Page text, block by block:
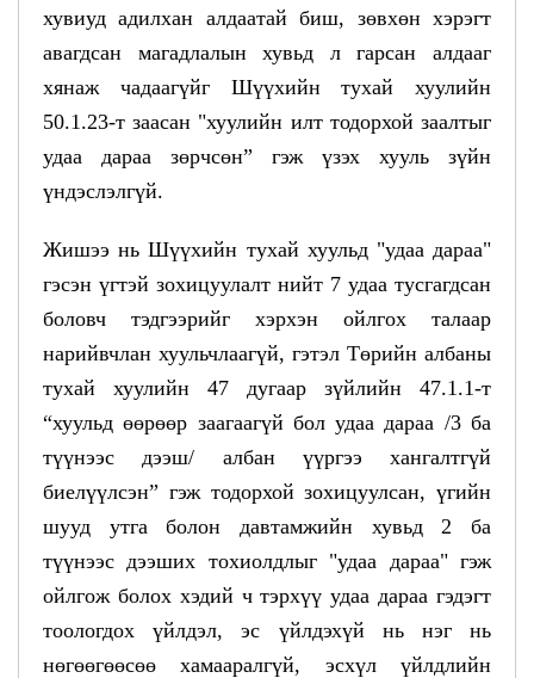
хувиуд адилхан алдаатай биш, зөвхөн хэрэгт
авагдсан магадлалын хувьд л гарсан алдааг
хянаж чадаагүйг Шүүхийн тухай хуулийн
50.1.23-т заасан "хуулийн илт тодорхой заалтыг
удаа дараа зөрчсөн” гэж үзэх хууль зүйн
үндэслэлгүй.
Жишээ нь Шүүхийн тухай хуульд "удаа дараа"
гэсэн үгтэй зохицуулалт нийт 7 удаа тусгагдсан
боловч тэдгээрийг хэрхэн ойлгох талаар
нарийвчлан хуульчлаагүй, гэтэл Төрийн албаны
тухай хуулийн 47 дугаар зүйлийн 47.1.1-т
“хуульд өөрөөр заагаагүй бол удаа дараа /3 ба
түүнээс дээш/ албан үүргээ хангалтгүй
биелүүлсэн” гэж тодорхой зохицуулсан, үгийн
шууд утга болон давтамжийн хувьд 2 ба
түүнээс дээших тохиолдлыг "удаа дараа" гэж
ойлгож болох хэдий ч тэрхүү удаа дараа гэдэгт
тоологдох үйлдэл, эс үйлдэхүй нь нэг нь
нөгөөгөөсөө хамааралгүй, эсхүл үйлдлийн